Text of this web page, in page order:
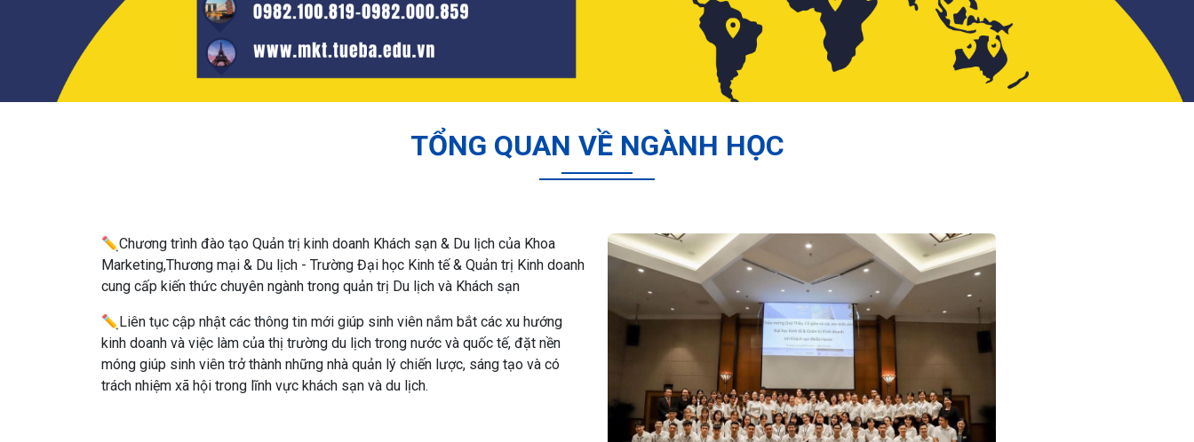
TỔNG QUAN VỀ NGÀNH HỌC
✏️Chương trình đào tạo Quản trị kinh doanh Khách sạn & Du lịch của Khoa
Marketing,Thương mại & Du lịch - Trường Đại học Kinh tế & Quản trị Kinh doanh
cung cấp kiến thức chuyên ngành trong quản trị Du lịch và Khách sạn
✏️ Liên tục cập nhật các thông tin mới giúp sinh viên nắm bắt các xu hướng
kinh doanh và việc làm của thị trường du lịch trong nước và quốc tế, đặt nền
móng giúp sinh viên trở thành những nhà quản lý chiến lược, sáng tạo và có
trách nhiệm xã hội trong lĩnh vực khách sạn và du lịch.